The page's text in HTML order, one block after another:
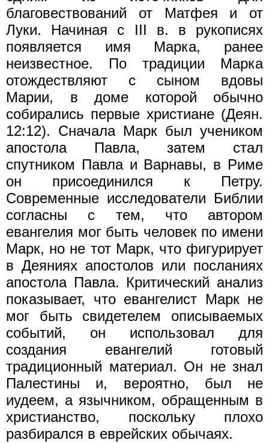
благовествований от Матфея и от
Луки. Начиная с III в. в рукописях
появляется имя Марка, ранее
неизвестное. По традиции Марка
отождествляют с сыном вдовы
Марии, в доме которой обычно
собирались первые христиане (Деян.
12:12). Сначала Марк был учеником
апостола Павла, затем стал
спутником Павла и Варнавы, в Риме
он присоединился к Петру.
Современные исследователи Библии
согласны с тем, что автором
евангелия мог быть человек по имени
Марк, но не тот Марк, что фигурирует
в Деяниях апостолов или посланиях
апостола Павла. Критический анализ
показывает, что евангелист Марк не
мог быть свидетелем описываемых
событий, он использовал для
создания евангелий готовый
традиционный материал. Он не знал
Палестины и, вероятно, был не
иудеем, а язычником, обращенным в
христианство, поскольку плохо
разбирался в еврейских обычаях.